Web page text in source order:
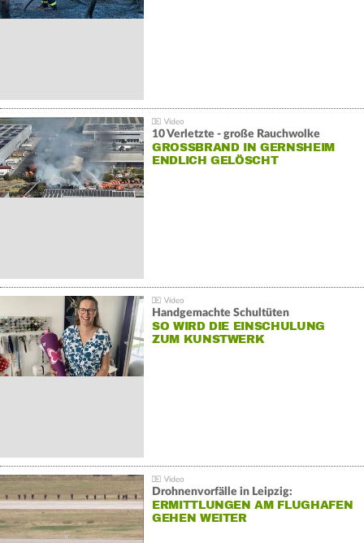
10 Verletzte - große Rauchwolke
GROSSBRAND IN GERNSHEIM E
NDLICH GELÖSCHT
Handgemachte Schultüten
SO WIRD DIE EINSCHULUNG
ZUM KUNSTWERK
Drohnenvorfälle in Leipzig:
ERMITTLUNGEN AM FLUGHAFEN
GEHEN WEITER